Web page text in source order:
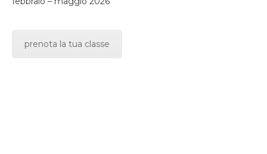
prenota la tua classe